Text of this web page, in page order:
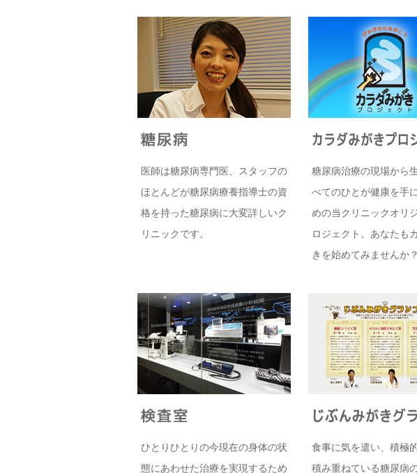
医師は糖尿病専門医、スタッフの
ほとんどが糖尿病療養指導士の資
格を持った糖尿病に大変詳しいク
リニックです。
糖尿病治療の現場から
べてのひとが健康を手
めの当クリニックオリ
ロジェクト。あなたも
きを始めてみませんか？
ひとりひとりの今現在の身体の状
態にあわせた治療を実現するため
食事に気を遣い、積極
積み重ねている糖尿病